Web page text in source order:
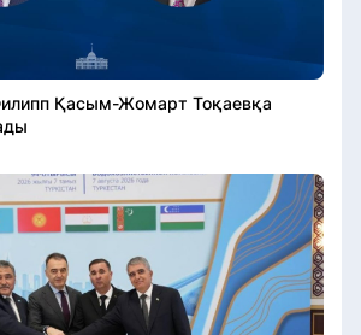
Қасым-Жомарт Тоқаевқа